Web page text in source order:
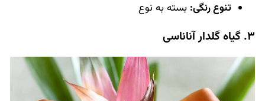
تنوع رنگی: بسته به نوع
3. گیاه گلدار آناناسی